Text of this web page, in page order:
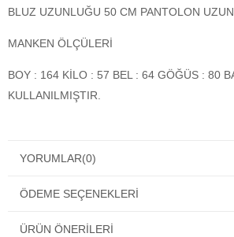
BLUZ UZUNLUĞU 50 CM PANTOLON
MANKEN ÖLÇÜLERİ
BOY : 164 KİLO : 57 BEL : 64 GÖĞÜS : 80
KULLANILMIŞTIR.
YORUMLAR(0)
ÖDEME SEÇENEKLERI
ÜRÜN ÖNERILERI